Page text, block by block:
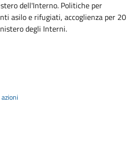
dell'Interno. Politiche per
asilo e rifugiati, accoglienza per 20
degli Interni.